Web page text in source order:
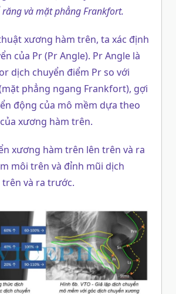
và mặt phẳng Frankfort.
xương hàm trên, ta xác định
của Pr (Pr Angle). Pr Angle là
dịch chuyển điểm Pr so với
phẳng ngang Frankfort), gợi
động của mô mềm dựa theo
xương hàm trên.
xương hàm trên lên trên và ra
môi trên và đỉnh mũi dịch
trên và ra trước.